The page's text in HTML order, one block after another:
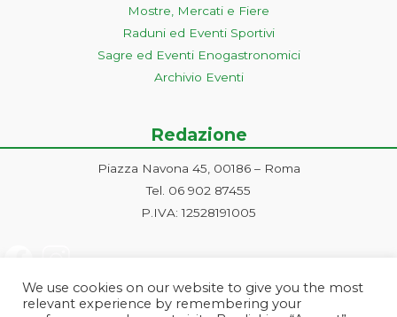
Mostre, Mercati e Fiere
Raduni ed Eventi Sportivi
Sagre ed Eventi Enogastronomici
Archivio Eventi
Redazione
Piazza Navona 45, 00186 – Roma
Tel. 06 902 87455
P.IVA: 12528191005
We use cookies on our website to give you the most
relevant experience by remembering your